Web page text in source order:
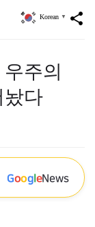
share
Korean ▼
주의
놨다
GoogleNews